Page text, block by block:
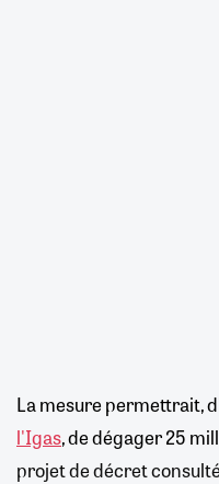
La mesure permettrait,
l'Igas, de dégager 25
projet de décret